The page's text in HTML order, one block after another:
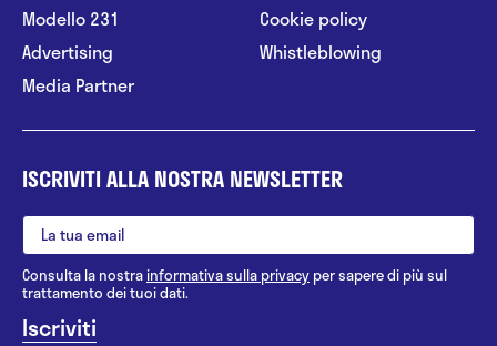
Modello 231
Advertising
Media Partner
Cookie policy
Whistleblowing
ISCRIVITI ALLA NOSTRA NEWSLETTER
Consulta la nostrainformativa sulla privacy per sapere di più sul
trattamento dei tuoi dati.